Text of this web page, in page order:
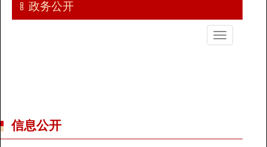
政务公开
切
换
信息公开